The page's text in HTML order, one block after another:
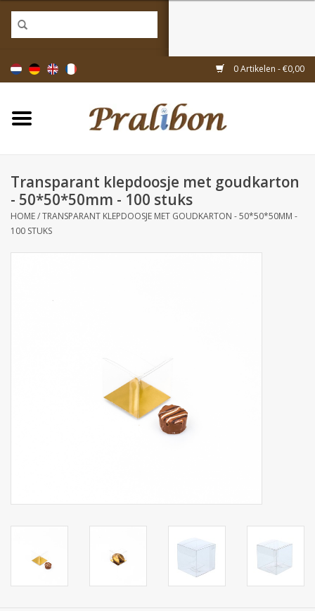
0 Artikelen - €0,00
Home
Doosjes
Linten & decoratie
Geschenkartikelen
Transparant klepdoosje met goudkarton
- 50*50*50mm - 100 stuks
HOME/TRANSPARANT KLEPDOOSJE MET GOUDKARTON - 50*50*50MM -
100 STUKS